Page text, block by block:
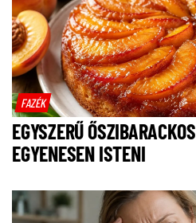
FAZÉK
EGYSZERŰ
EGYENESEN ISTENI